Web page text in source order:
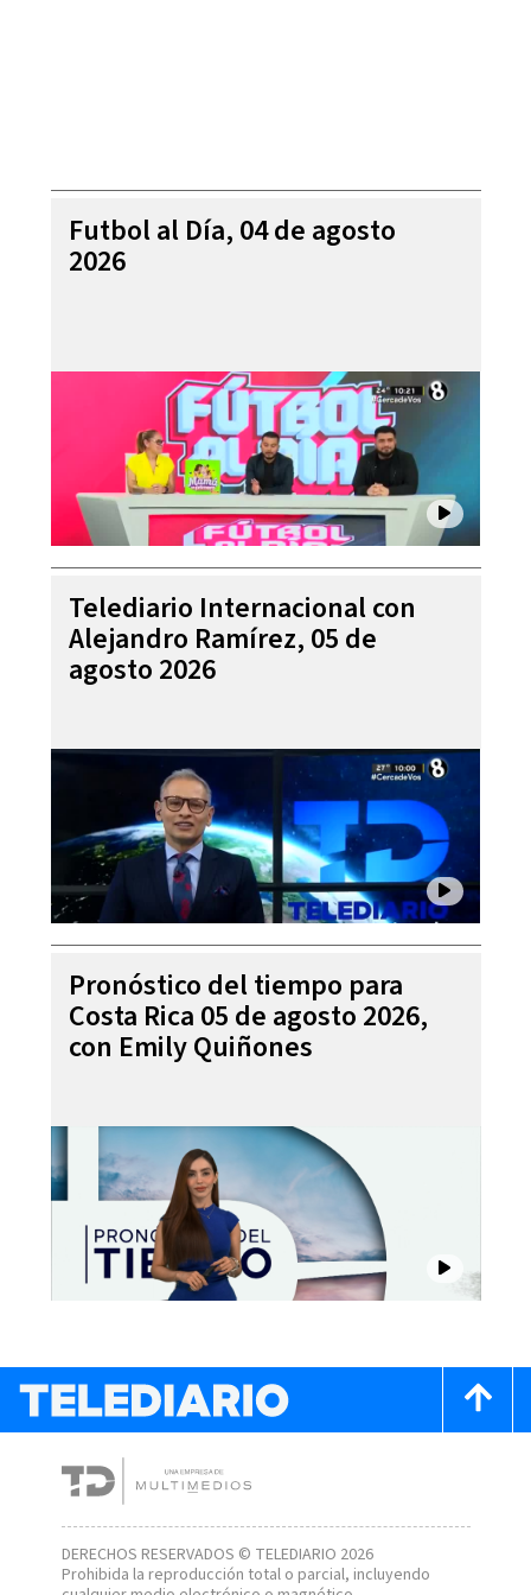
Futbol al Día, 04 de agosto
2026
Telediario Internacional con
Alejandro Ramírez, 05 de
agosto 2026
Pronóstico del tiempo para
Costa Rica 05 de agosto 2026,
con Emily Quiñones
DERECHOS RESERVADOS © TELEDIARIO 2026
Prohibida la reproducción total o parcial, incluyendo